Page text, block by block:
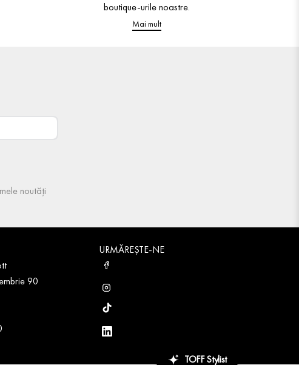
boutique-urile noastre.
Mai mult
noutăți
90
URMĂREȘTE-NE
TOFF Stylist